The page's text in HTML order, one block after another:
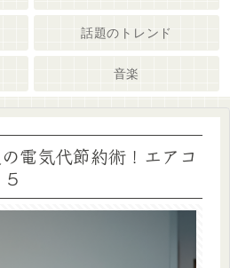
話題のトレンド
音楽
電気代節約術！エアコ